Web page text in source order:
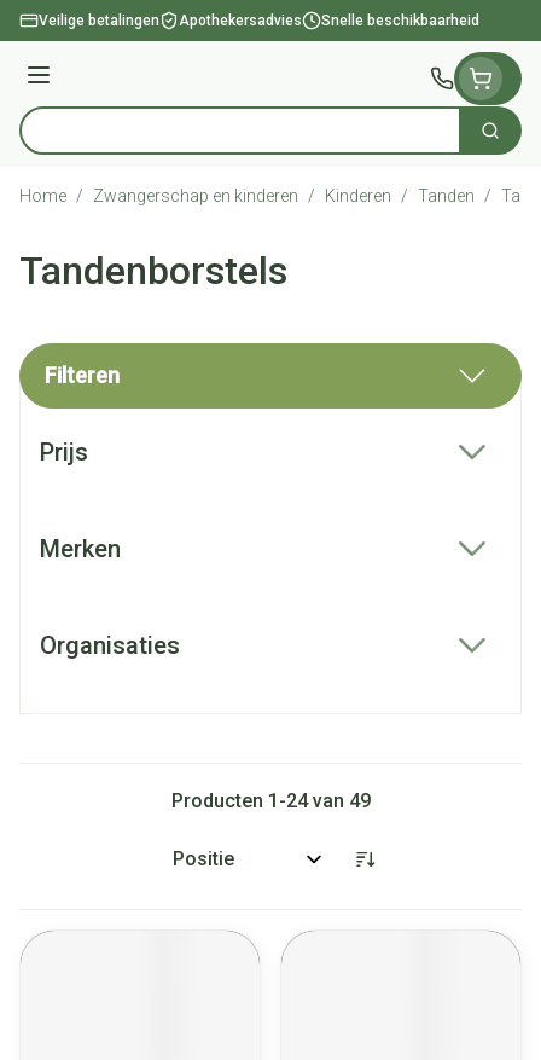
Ga naar de inhoud
Veilige betalingen Apothekersadvies Snelle beschikbaarheid
Menu
Product, merk, categorie... Zoek
Home / Zwangerschap en kinderen / Kinderen / Tanden /
Tandenborstels
Filteren
Prijs
Merken
Organisaties
Producten 1 -24van 49
Sorteer op: